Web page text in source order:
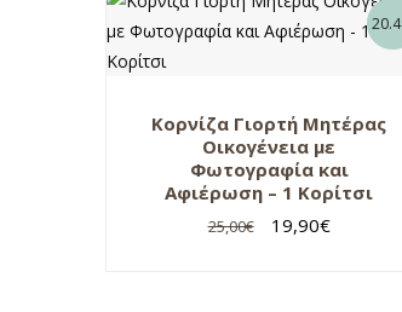
Κορνίζα Γιορτή Μητέρας
Οικογένεια με
Φωτογραφία και
Αφιέρωση – 1 Κορίτσι
25,00€ 19,90€